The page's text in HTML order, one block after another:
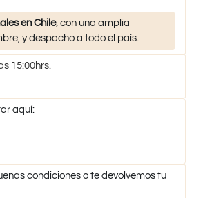
en Chile, con una amplia
y despacho a todo el país.
15:00hrs.
aquí:
condiciones o te devolvemos tu